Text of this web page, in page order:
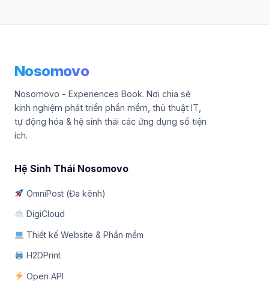
Nosomovo
Nosomovo - Experiences Book. Nơi chia sẻ
kinh nghiệm phát triển phần mềm, thủ thuật IT,
tự động hóa & hệ sinh thái các ứng dụng số tiện
ích.
Hệ Sinh Thái Nosomovo
OmniPost (Đa kênh)
DigiCloud
Thiết kế Website & Phần mềm
H2DPrint
Open API